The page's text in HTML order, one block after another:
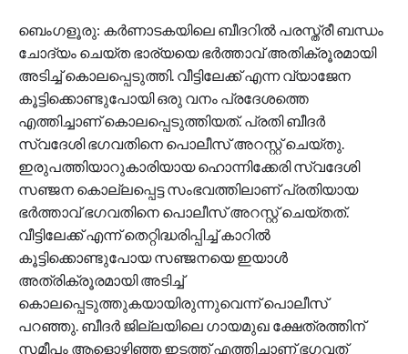
ബെംഗളൂരു: കർണാടകയിലെ ബീദറിൽ പരസ്ത്രീ ബന്ധം
ചോദ്യം ചെയ്ത ഭാര്യയെ ഭർത്താവ് അതിക്രൂരമായി
അടിച്ച് കൊലപ്പെടുത്തി. വീട്ടിലേക്ക് എന്ന വ്യാജേന
കൂട്ടിക്കൊണ്ടുപോയി ഒരു വനം പ്രദേശത്തെ
എത്തിച്ചാണ് കൊലപ്പെടുത്തിയത്. പ്രതി ബീദർ
സ്വദേശി ഭഗവതിനെ പൊലീസ് അറസ്റ്റ് ചെയ്തു.
ഇരുപത്തിയാറുകാരിയായ ഹൊന്നിക്കേരി സ്വദേശി
സഞ്ജന കൊല്ലപ്പെട്ട സംഭവത്തിലാണ് പ്രതിയായ
ഭർത്താവ് ഭഗവതിനെ പൊലീസ് അറസ്റ്റ് ചെയ്തത്.
വീട്ടിലേക്ക് എന്ന് തെറ്റിദ്ധരിപ്പിച്ച് കാറിൽ
കൂട്ടിക്കൊണ്ടുപോയ സ‌ഞ്ജനയെ ഇയാൾ
അത്രിക്രൂരമായി അടിച്ച്
കൊലപ്പെടുത്തുകയായിരുന്നുവെന്ന് പൊലീസ്
പറ‌ഞ്ഞു. ബീദർ ജില്ലയിലെ ഗായമുഖ ക്ഷേത്രത്തിന്
സമീപം ആളൊഴിഞ്ഞ ഇടത്ത് എത്തിച്ചാണ് ഭഗവത്